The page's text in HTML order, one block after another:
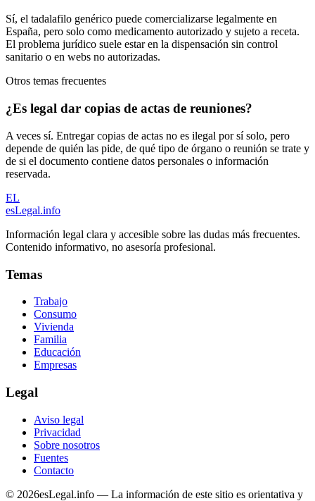
Sí, el tadalafilo genérico puede comercializarse legalmente en
España, pero solo como medicamento autorizado y sujeto a receta.
El problema jurídico suele estar en la dispensación sin control
sanitario o en webs no autorizadas.
Otros temas frecuentes
¿Es legal dar copias de actas de reuniones?
A veces sí. Entregar copias de actas no es ilegal por sí solo, pero
depende de quién las pide, de qué tipo de órgano o reunión se trate y
de si el documento contiene datos personales o información
reservada.
EL
esLegal.info
Información legal clara y accesible sobre las dudas más frecuentes.
Contenido informativo, no asesoría profesional.
Temas
Trabajo
Consumo
Vivienda
Familia
Educación
Empresas
Legal
Aviso legal
Privacidad
Sobre nosotros
Fuentes
Contacto
© 2026esLegal.info — La información de este sitio es orientativa y